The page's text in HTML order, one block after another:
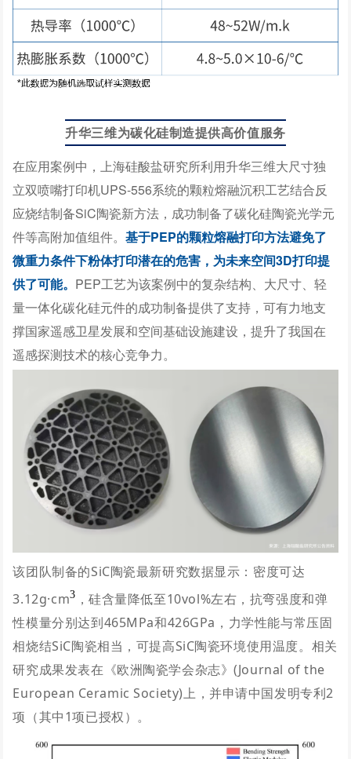
升华三维为碳化硅制造提供高价值服务
在应用案例中，上海硅酸盐研究所利用升华三维大尺寸独
立双喷嘴打印机UPS-556系统的颗粒熔融沉积工艺结合反
应烧结制备SiC陶瓷新方法，成功制备了碳化硅陶瓷光学元
件等高附加值组件。基于PEP的颗粒熔融打印方法避免了
微重力条件下粉体打印潜在的危害，为未来空间3D打印提
供了可能。 PEP工艺为该案例中的复杂结构、大尺寸、轻
量一体化碳化硅元件的成功制备提供了支持，可有力地支
撑国家遥感卫星发展和空间基础设施建设，提升了我国在
遥感探测技术的核心竞争力。
该团队制备的SiC陶瓷最新研究数据显示：密度可达
3.12g·cm3 ，硅含量降低至10vol%左右，抗弯强度和弹
性模量分别达到465MPa和426GPa，力学性能与常压固
相烧结SiC陶瓷相当，可提高SiC陶瓷环境使用温度。 相关
研究成果发表在《欧洲陶瓷学会杂志》(Journal of the
European Ceramic Society)上，并申请中国发明专利2
项（其中1项已授权）。